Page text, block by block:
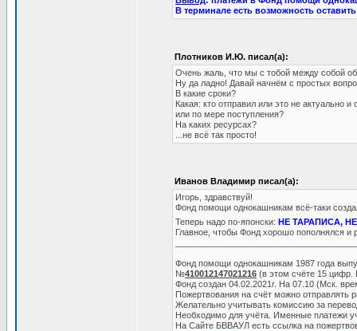
В терминале есть возможность
Плотников И.Ю. писал(а):
Очень жаль, что мы с тобой между собой
Ну да ладно! Давай начнём с простых
В какие сроки?
Какая: кто отправил или это не актуально
или по мере поступления?
На каких ресурсах?
...не всё так просто!
Иванов Владимир писал(а):
Игорь, здравствуй!
Фонд помощи однокашникам всё-таки
Теперь надо по-японски: НЕ ТАРАПИСА,
Главное, чтобы Фонд хорошо пополнялся и
Фонд помощи однокашникам 1987 года
№410012147021216 (в этом счёте 15
Фонд создан 04.02.2021г. На 07.10 (Мск.
Пожертвования на счёт можно отправлять
Желательно учитывать комиссию за
Необходимо для учёта. Именные платежи
На Сайте БВВАУЛ есть ссылка на